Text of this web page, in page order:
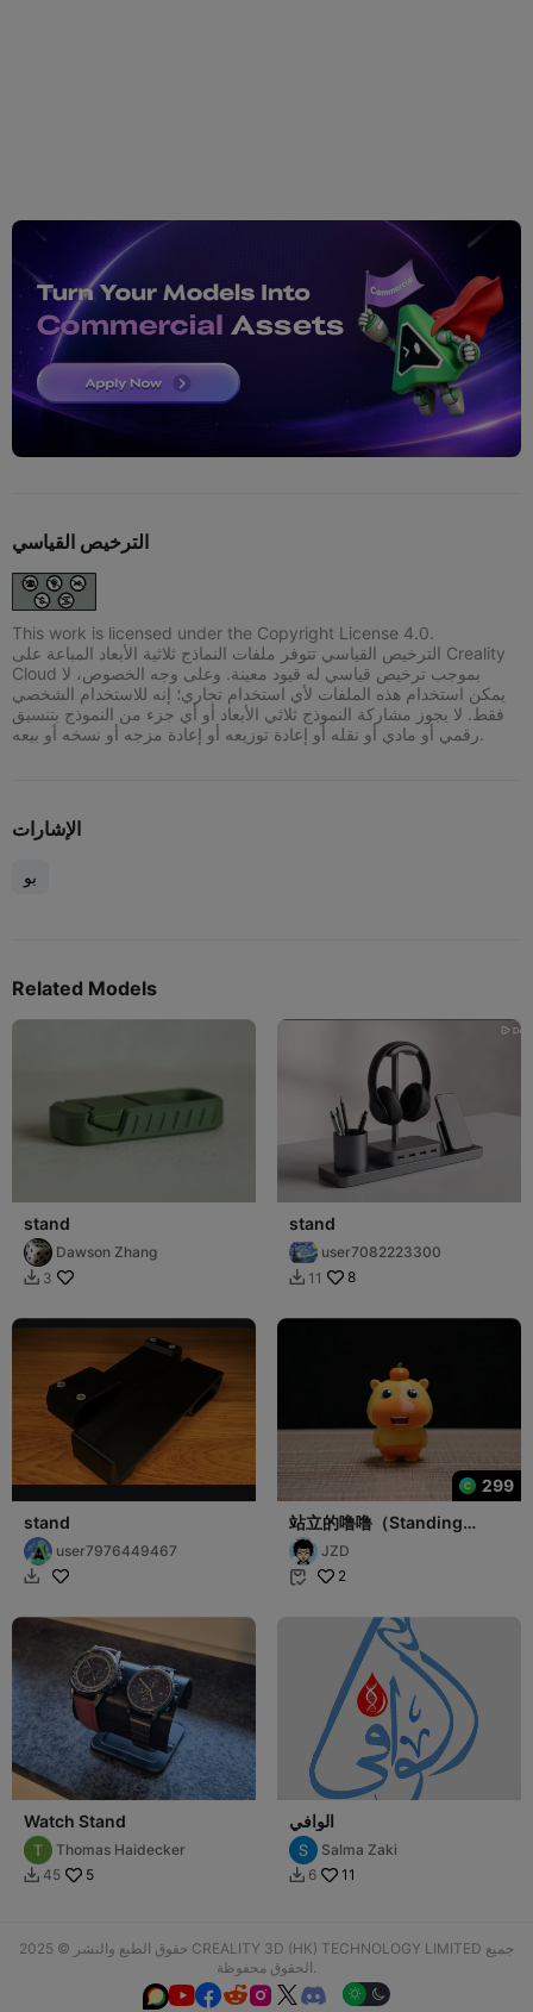
الترخيص القياسي
This work is licensed under the Copyright License 4.0.
الترخيص القياسي تتوفر ملفات النماذج ثلاثية الأبعاد المباعة على Creality
Cloud بموجب ترخيص قياسي له قيود معينة. وعلى وجه الخصوص، لا
يمكن استخدام هذه الملفات لأي استخدام تجاري؛ إنه للاستخدام الشخصي
فقط. لا يجوز مشاركة النموذج ثلاثي الأبعاد أو أي جزء من النموذج بتنسيق
رقمي أو مادي أو نقله أو إعادة توزيعه أو إعادة مزجه أو نسخه أو بيعه.
الإشارات
بو
Related Models
stand
Dawson Zhang
 3
stand
user7082223300
 11 8
stand
user7976449467

299
站立的噜噜（Standing
Lulu）
JZD
 2
Watch Stand
Thomas Haidecker
 45 5
الوافي
Salma Zaki
 6 11
حقوق الطبع والنشر © 2025 CREALITY 3D (HK) TECHNOLOGY LIMITED جميع
الحقوق محفوظة.
  